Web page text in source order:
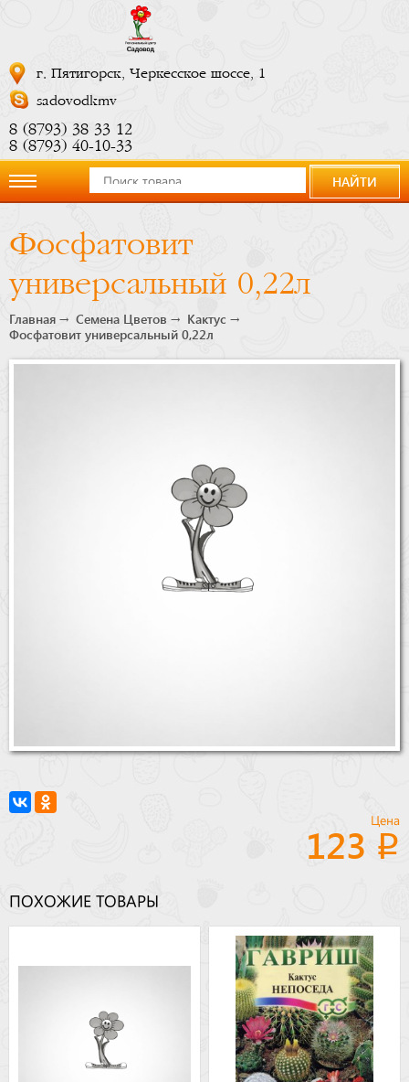
г. Пятигорск, Черкесское шоссе, 1
sadovodkmv
8 (8793) 38 33 12
8 (8793) 40-10-33
компании
Новости
Купить
НАЙТИ
Фосфатовит
универсальный 0,22л
Главная Семена Цветов
Кактус
Фосфатовит универсальный 0,22л
Цена
123
ПОХОЖИЕ ТОВАРЫ